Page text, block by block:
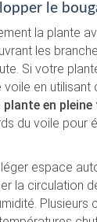
le
la plante
les
Si votre
voile en
plante en pleine
du voile pour
espace
la circulation